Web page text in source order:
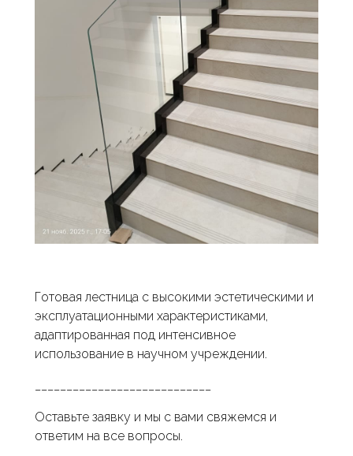
Готовая лестница с высокими эстетическими и
эксплуатационными характеристиками,
адаптированная под интенсивное
использование в научном учреждении.
Оставьте заявку и мы с вами свяжемся и
ответим на все вопросы.